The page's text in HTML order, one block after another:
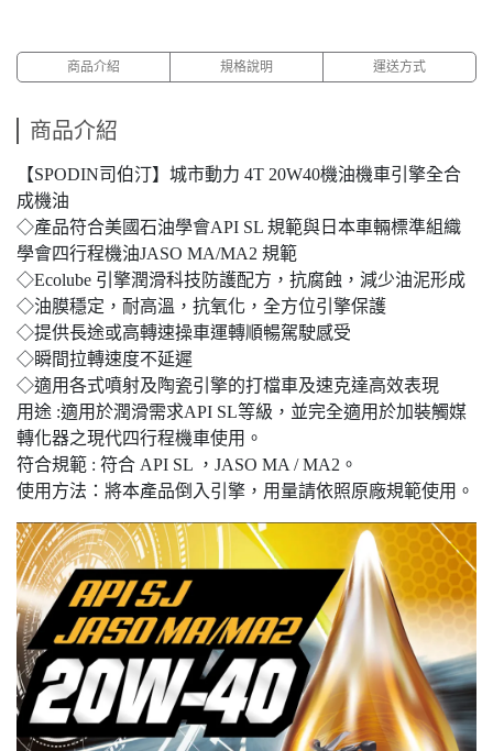
商品介紹 規格說明 運送方式
商品介紹
【SPODIN司伯汀】城市動力 4T 20W40機油機車引擎全合
成機油
◇產品符合美國石油學會API SL 規範與日本車輛標準組織
學會四行程機油JASO MA/MA2 規範
◇Ecolube 引擎潤滑科技防護配方，抗腐蝕，減少油泥形成
◇油膜穩定，耐高溫，抗氧化，全方位引擎保護
◇提供長途或高轉速操車運轉順暢駕駛感受
◇瞬間拉轉速度不延遲
◇適用各式噴射及陶瓷引擎的打檔車及速克達高效表現
用途 :適用於潤滑需求API SL等級，並完全適用於加裝觸媒
轉化器之現代四行程機車使用。
符合規範 : 符合 API SL ，JASO MA / MA2。
使用方法：將本產品倒入引擎，用量請依照原廠規範使用。